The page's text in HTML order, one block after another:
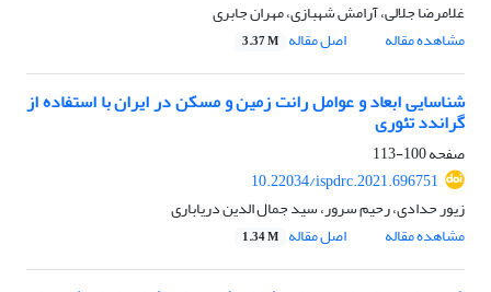
غلامرضا جلالی، آرامش شهبازی، مهران جابری
مشاهده مقاله
اصل مقاله 3.37 M
شناسایی ابعاد و عوامل رانت زمین و مسکن در ایران با استفاده از
گراندد تئوری
صفحه100-113
10.22034/ispdrc.2021.696751
زیور حدادی، رحیم سرور، سید جمال الدین دریاباری
مشاهده مقاله
اصل مقاله 1.34 M